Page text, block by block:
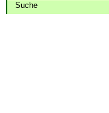
Suche